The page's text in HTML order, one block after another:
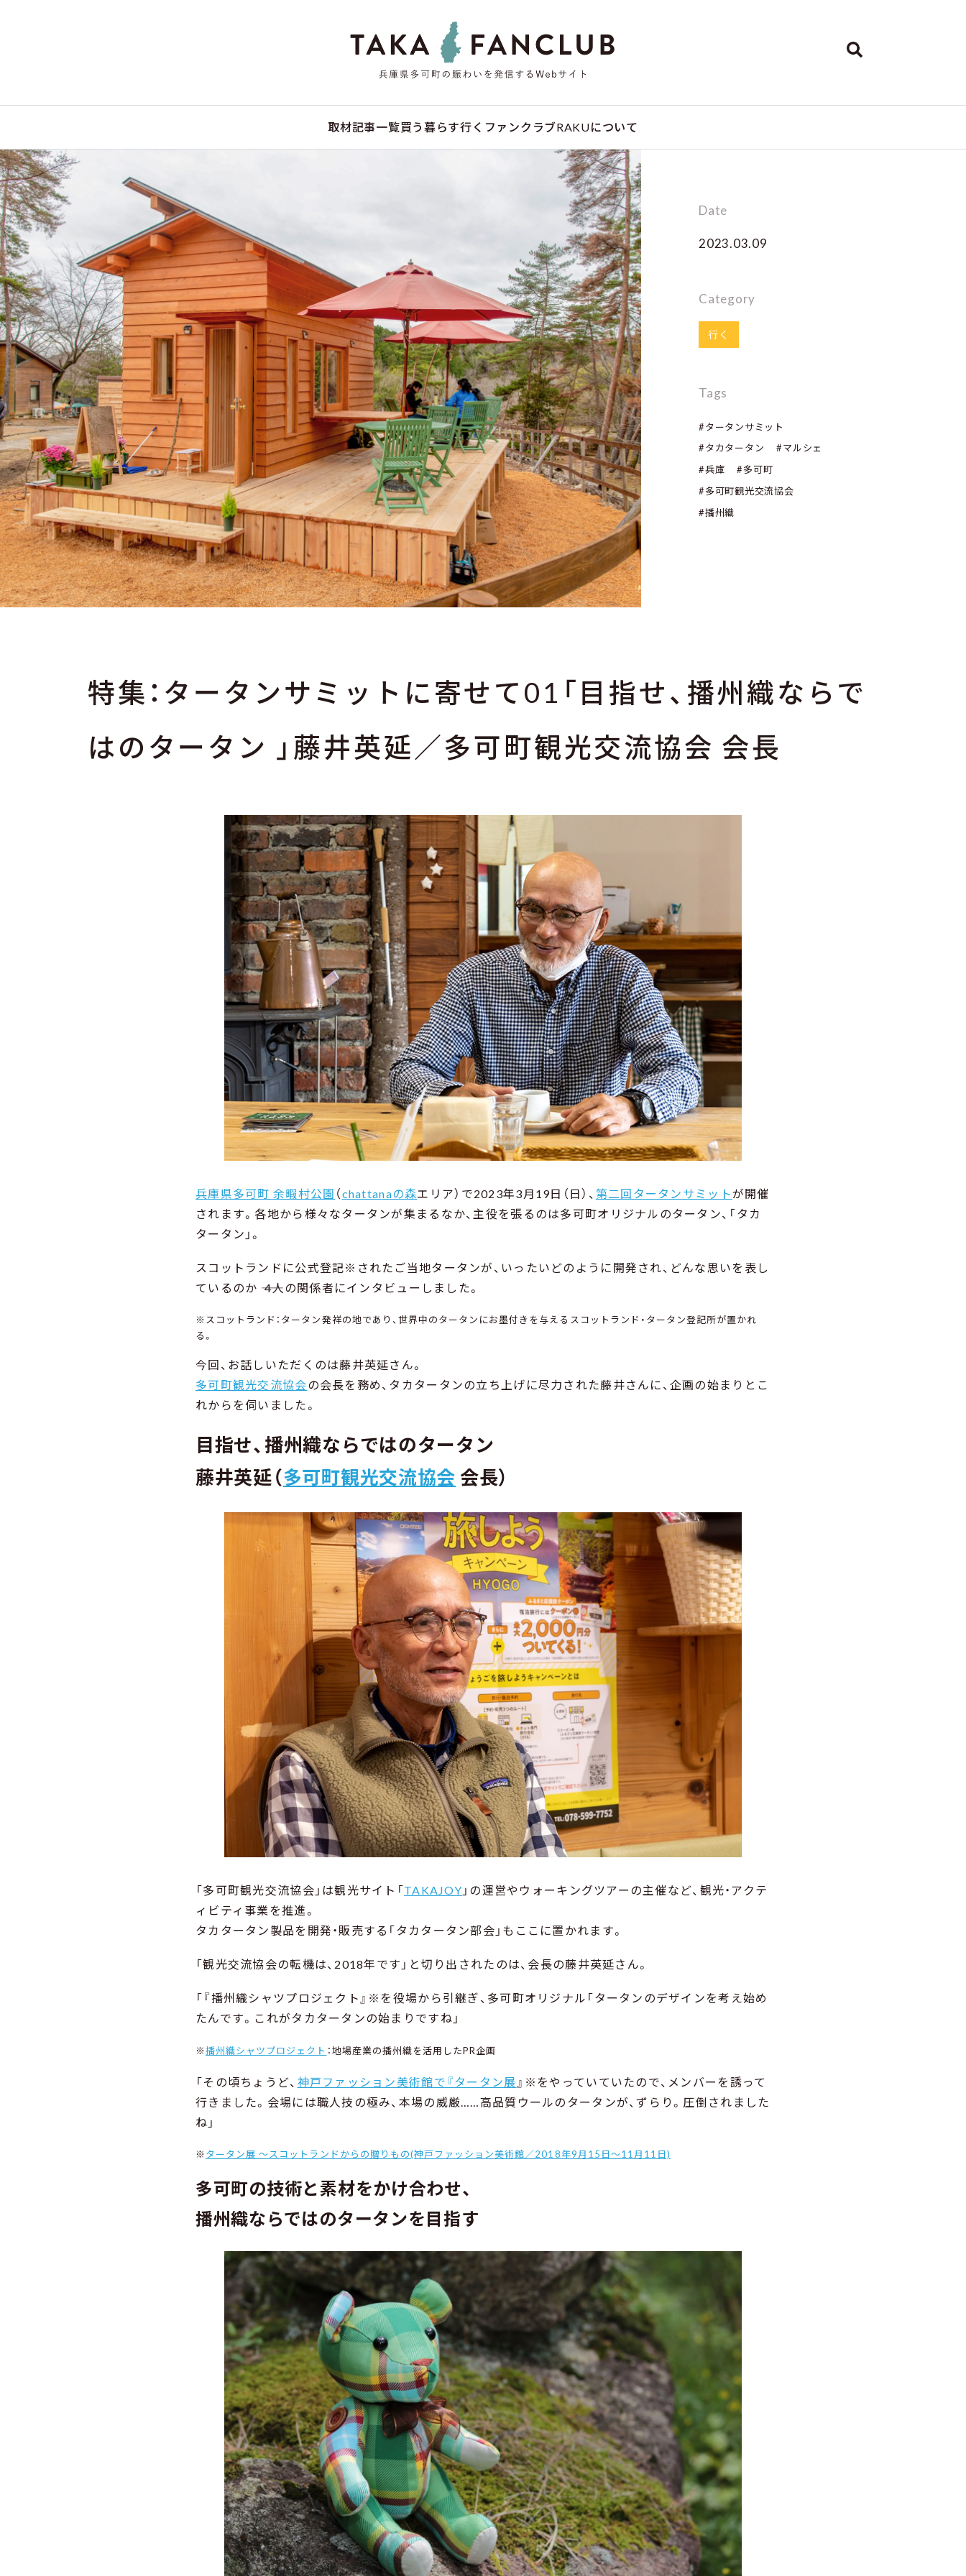
取材記事一覧買う 暮らす行く ファンクラブRAKUについて
Date
2023.03.09
Category
行く
Tags
#タータンサミット
#タカタータン
#マルシェ
#兵庫
#多可町
#多可町観光交流協会
#播州織
特集：タータンサミットに寄せて01「目指せ、播州織ならで
はのタータン 」藤井英延／多可町観光交流協会 会長
兵庫県多可町 余暇村公園 （chattanaの森エリア）で2023年3月19日（日）、 第二回タータンサミットが開催
されます。各地から様々なタータンが集まるなか、主役を張るのは多可町オリジナルのタータン、「タカ
タータン」。
スコットランドに公式登記※されたご当地タータンが、いったいどのように開発され、どんな思いを表し
ているのか ―― 4人の関係者にインタビューしました。
※スコットランド：タータン発祥の地であり、世界中のタータンにお墨付きを与えるスコットランド・タータン登記所が置かれ
る。
今回、お話しいただくのは藤井英延さん。
多可町観光交流協会の会長を務め、タカタータンの立ち上げに尽力された藤井さんに、企画の始まりとこ
れからを伺いました。
目指せ、播州織ならではのタータン
藤井英延（多可町観光交流協会 会長）
「多可町観光交流協会」は観光サイト「TAKAJOY 」の運営やウォーキングツアーの主催など、観光・アクテ
ィビティ事業を推進。
タカタータン製品を開発・販売する「タカタータン部会」もここに置かれます。
「観光交流協会の転機は、2018年です」と切り出されたのは、会長の藤井英延さん。
「『播州織シャツプロジェクト』※を役場から引継ぎ、多可町オリジナル「タータンのデザインを考え始め
たんです。これがタカタータンの始まりですね」
※播州織シャツプロジェクト ：地場産業の播州織を活用したPR企画
「その頃ちょうど、 神戸ファッション美術館で『タータン展 』※をやっていていたので、メンバーを誘って
行きました。会場には職人技の極み、本場の威厳……高品質ウールのタータンが、ずらり。圧倒されました
ね」
※ タータン展 ～スコットランドからの贈りもの(神戸ファッション美術館／2018年9月15日～11月11日)
多可町の技術と素材をかけ合わせ、
播州織ならではのタータンを目指す